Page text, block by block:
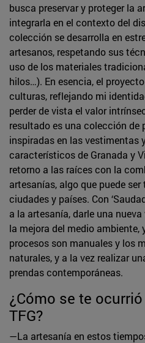
busca preservar y proteger la
integrarla en el contexto del
colección se desarrolla en
artesanos, respetando sus
uso de los materiales
hilos…). En esencia, el
culturas, reflejando mi
perder de vista el valor
resultado es una colección de
inspiradas en las vestimentas
característicos de Granada y
retorno a las raíces con la
artesanías, algo que puede
ciudades y países. Con
a la artesanía, darle una
la mejora del medio ambiente,
procesos son manuales y los
naturales, y a la vez realizar
prendas contemporáneas.
¿Cómo se te
TFG?
—La artesanía en estos